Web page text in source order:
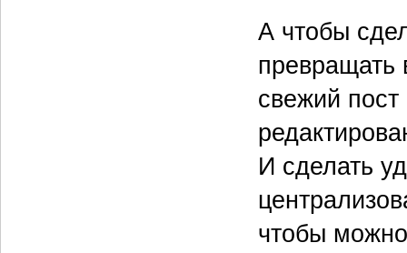
А чтобы
превращать
свежий пост
И сделать
чтобы